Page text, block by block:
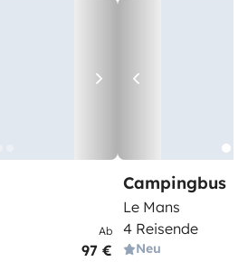
Ab
97 €
Campingbus
Le Mans
4 Reisende
Neu